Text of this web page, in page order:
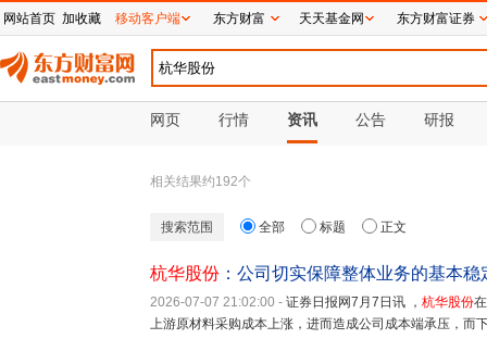
网页 行情 资讯 公告 研报
相关结果约192个
搜索范围 全部 标题 正文
杭华股份 ：公司切实保障整体业务的基本稳
2026-07-07 21:02:00 - 证券日报网7月7日讯 ， 杭华股份
上游原材料采购成本上涨，进而造成公司成本端承压，而
网站首页 加收藏 移动客户端 东方财富 天天基金网 东方财富证券